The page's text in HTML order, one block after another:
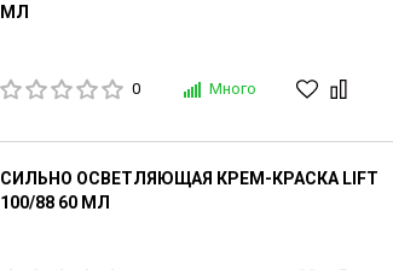
МЛ
0 Много
СИЛЬНО ОСВЕТЛЯЮЩАЯ КРЕМ-КРАСКА LIFT
100/88 60 МЛ